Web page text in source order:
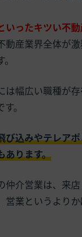
いったキツい不
動産業界全体が
は幅広い職種が
。
び込みやテレア
あります。
仲介営業は、来
営業というより